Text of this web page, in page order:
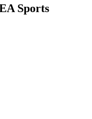
Sports